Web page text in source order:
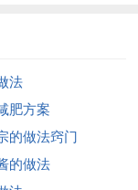
法
肥方案
的做法窍门
的做法